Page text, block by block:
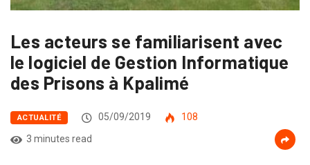
Les acteurs se familiarisent avec
le logiciel de Gestion Informatique
des Prisons à Kpalimé
ACTUALITÉ 05/09/2019
108
3 minutes read